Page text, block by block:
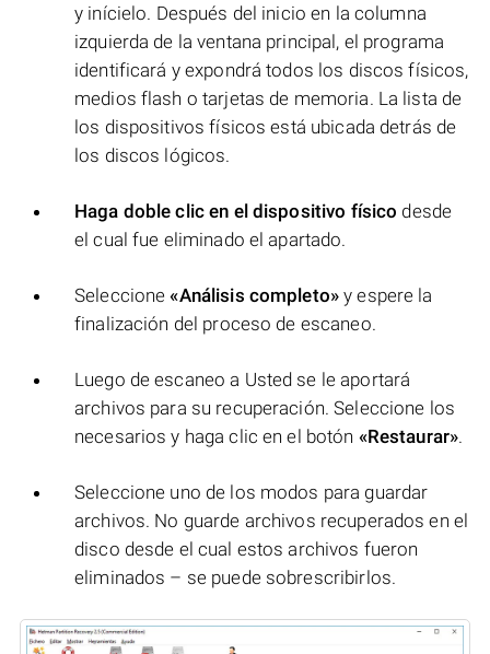
y inícielo. Después del inicio en la columna
izquierda de la ventana principal, el programa
identificará y expondrá todos los discos físicos,
medios flash o tarjetas de memoria. La lista de
los dispositivos físicos está ubicada detrás de
los discos lógicos.
Haga doble clic en el dispositivo físico desde
el cual fue eliminado el apartado.
Seleccione«Análisis completo» y espere la
finalización del proceso de escaneo.
Luego de escaneo a Usted se le aportará
archivos para su recuperación. Seleccione los
necesarios y haga clic en el botón «Restaurar».
Seleccione uno de los modos para guardar
archivos. No guarde archivos recuperados en el
disco desde el cual estos archivos fueron
eliminados – se puede sobrescribirlos.